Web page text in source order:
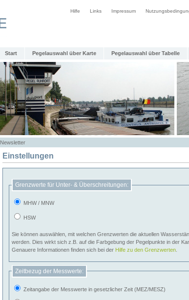
Hilfe Links Impressum
Start Pegelauswahl über Karte Pegelauswahl über Tabelle
Newsletter
Einstellungen
Grenzwerte für Unter- & Überschreitungen:
MHW / MNW
HSW
Sie können auswählen, mit welchen Grenzwerten die aktuellen
werden. Dies wirkt sich z.B. auf die Farbgebung der Pegelpunkte in der
Genauere Informationen finden sich bei der Hilfe zu den Grenzwerten
Zeitbezug der Messwerte:
Zeitangabe der Messwerte in gesetzlicher Zeit (MEZ/MESZ)